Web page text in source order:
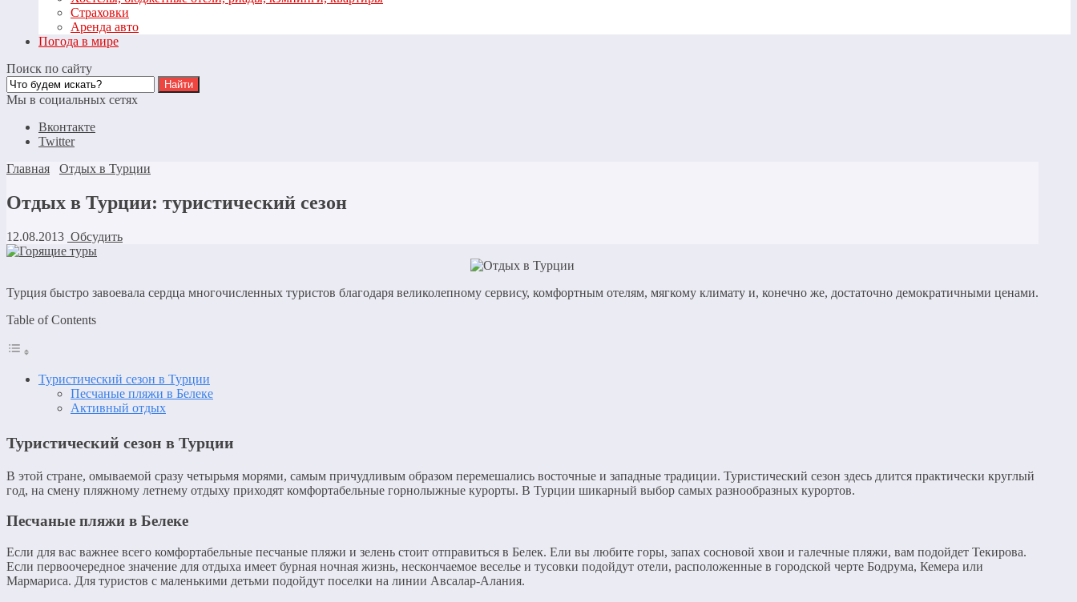
Страховки
Аренда авто
Погода в мире
Поиск по сайту
Мы в социальных сетях
Вконтакте
Twitter
Главная
Отдых в Турции
Отдых в Турции: туристический сезон
12.08.2013 Обсудить
Турция быстро завоевала сердца многочисленных туристов благодаря великолепному сервису, комфортным отелям, мягкому климату и, конечно же, достаточно демократичными ценами.
Table of Contents
Туристический сезон в Турции
Песчаные пляжи в Белеке
Активный отдых
Туристический сезон в Турции
В этой стране, омываемой сразу четырьмя морями, самым причудливым образом перемешались восточные и западные традиции. Туристический сезон здесь длится практически круглый
год, на смену пляжному летнему отдыху приходят комфортабельные горнолыжные курорты. В Турции шикарный выбор самых разнообразных курортов.
Песчаные пляжи в Белеке
Если для вас важнее всего комфортабельные песчаные пляжи и зелень стоит отправиться в Белек. Ели вы любите горы, запах сосновой хвои и галечные пляжи, вам подойдет Текирова.
Если первоочередное значение для отдыха имеет бурная ночная жизнь, нескончаемое веселье и тусовки подойдут отели, расположенные в городской черте Бодрума, Кемера или
Мармариса. Для туристов с маленькими детьми подойдут поселки на линии Авсалар-Алания.